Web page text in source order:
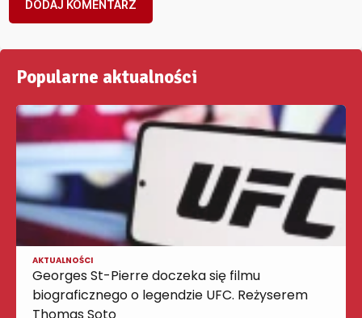
Popularne aktualności
AKTUALNOŚCI
Georges St-Pierre doczeka się filmu
biograficznego o legendzie UFC. Reżyserem
Thomas Soto